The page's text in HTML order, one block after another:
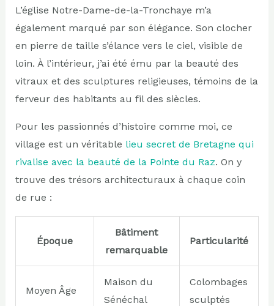
L’église Notre-Dame-de-la-Tronchaye m’a
également marqué par son élégance. Son clocher
en pierre de taille s’élance vers le ciel, visible de
loin. À l’intérieur, j’ai été ému par la beauté des
vitraux et des sculptures religieuses, témoins de la
ferveur des habitants au fil des siècles.
Pour les passionnés d’histoire comme moi, ce
village est un véritable lieu secret de Bretagne qui
rivalise avec la beauté de la Pointe du Raz. On y
trouve des trésors architecturaux à chaque coin
de rue :
Époque
Bâtiment
remarquable
Particularité
Moyen Âge
Maison du
Sénéchal
Colombages
sculptés